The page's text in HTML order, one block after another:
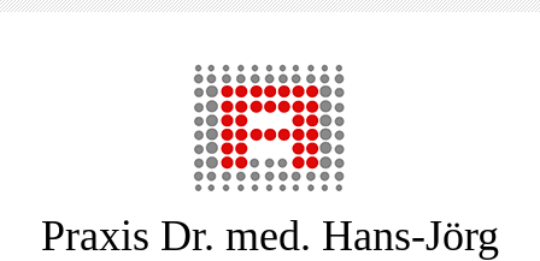
Praxis Dr. med. Hans-Jörg